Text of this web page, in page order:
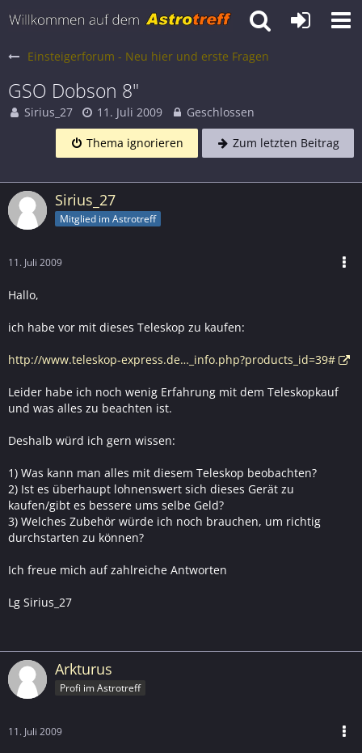
Einsteigerforum - Neu hier und erste Fragen
GSO Dobson 8"
Sirius_27 11. Juli 2009
Geschlossen
Thema ignorieren
Zum letzten Beitrag
Sirius_27
Mitglied im Astrotreff
11. Juli 2009
Hallo,
ich habe vor mit dieses Teleskop zu kaufen:
http://www.teleskop-express.de…_info.php?products_id=39#
Leider habe ich noch wenig Erfahrung mit dem Teleskopkauf
und was alles zu beachten ist.
Deshalb würd ich gern wissen:
1) Was kann man alles mit diesem Teleskop beobachten?
2) Ist es überhaupt lohnenswert sich dieses Gerät zu
kaufen/gibt es bessere ums selbe Geld?
3) Welches Zubehör würde ich noch brauchen, um richtig
durchstarten zu können?
Ich freue mich auf zahlreiche Antworten
Lg Sirius_27
Arkturus
Profi im Astrotreff
11. Juli 2009